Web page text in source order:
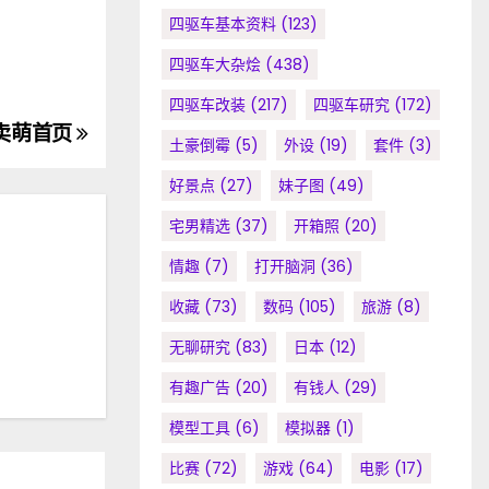
萌首页
四驱车基本资料 (123)
四驱车大杂烩 (438)
四驱车改装 (217) 四驱车研究 (172)
土豪倒霉 (5) 外设 (19) 套件 (3)
好景点 (27) 妹子图 (49)
宅男精选 (37) 开箱照 (20)
情趣 (7) 打开脑洞 (36)
收藏 (73) 数码 (105) 旅游 (8)
无聊研究 (83) 日本 (12)
有趣广告 (20) 有钱人 (29)
模型工具 (6) 模拟器 (1)
比赛 (72) 游戏 (64) 电影 (17)